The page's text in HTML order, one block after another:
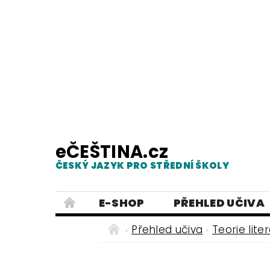
eČEŠTINA.cz
ČESKÝ JAZYK PRO STŘEDNÍ ŠKOLY
E-SHOP PŘEHLED UČIVA
TESTY Z MLUVNICE
Přehled učiva Teorie